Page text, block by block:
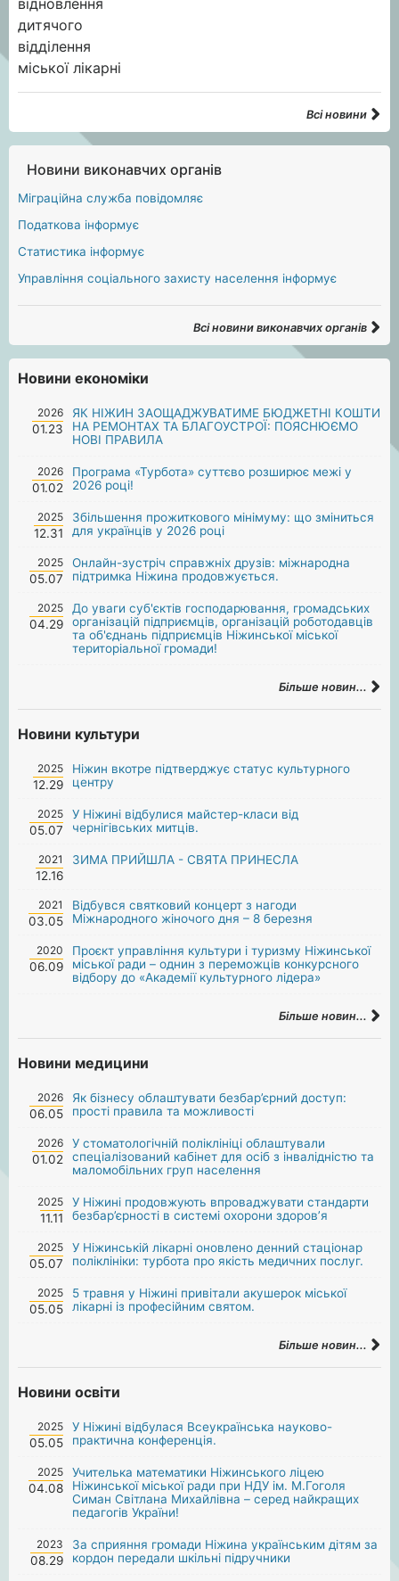
Всі новини
Новини виконавчих органів
Міграційна служба повідомляє
Податкова інформує
Статистика інформує
Управління соціального захисту населення інформує
Всі новини виконавчих органів
Новини економіки
2026
01.23
ЯК НІЖИН ЗАОЩАДЖУВАТИМЕ БЮДЖЕТНІ КОШТИ
НА РЕМОНТАХ ТА БЛАГОУСТРОЇ: ПОЯСНЮЄМО
НОВІ ПРАВИЛА
2026
01.02
Програма «Турбота» суттєво розширює межі у
2026 році!
2025
12.31
Збільшення прожиткового мінімуму: що зміниться
для українців у 2026 році
2025
05.07
Онлайн-зустріч справжніх друзів: міжнародна
підтримка Ніжина продовжується.
2025
04.29
До уваги суб'єктів господарювання, громадських
організацій підприємців, організацій роботодавців
та об'єднань підприємців Ніжинської міської
територіальної громади!
Більше новин...
Новини культури
2025
12.29
Ніжин вкотре підтверджує статус культурного
центру
2025
05.07
У Ніжині відбулися майстер-класи від
чернігівських митців.
2021
12.16
ЗИМА ПРИЙШЛА - СВЯТА ПРИНЕСЛА
2021
03.05
Відбувся святковий концерт з нагоди
Міжнародного жіночого дня – 8 березня
2020
06.09
Проєкт управління культури і туризму Ніжинської
міської ради – однин з переможців конкурсного
відбору до «Академії культурного лідера»
Більше новин...
Новини медицини
2026
06.05
Як бізнесу облаштувати безбар’єрний доступ:
прості правила та можливості
2026
01.02
У стоматологічній поліклініці облаштували
спеціалізований кабінет для осіб з інвалідністю та
маломобільних груп населення
2025
11.11
У Ніжині продовжують впроваджувати стандарти
безбар’єрності в системі охорони здоров’я
2025
05.07
У Ніжинській лікарні оновлено денний стаціонар
поліклініки: турбота про якість медичних послуг.
2025
05.05
5 травня у Ніжині привітали акушерок міської
лікарні із професійним святом.
Більше новин...
Новини освіти
2025
05.05
У Ніжині відбулася Всеукраїнська науково-
практична конференція.
2025
04.08
Учителька математики Ніжинського ліцею
Ніжинської міської ради при НДУ ім. М.Гоголя
Симан Світлана Михайлівна – серед найкращих
педагогів України!
2023
08.29
За сприяння громади Ніжина українським дітям за
кордон передали шкільні підручники